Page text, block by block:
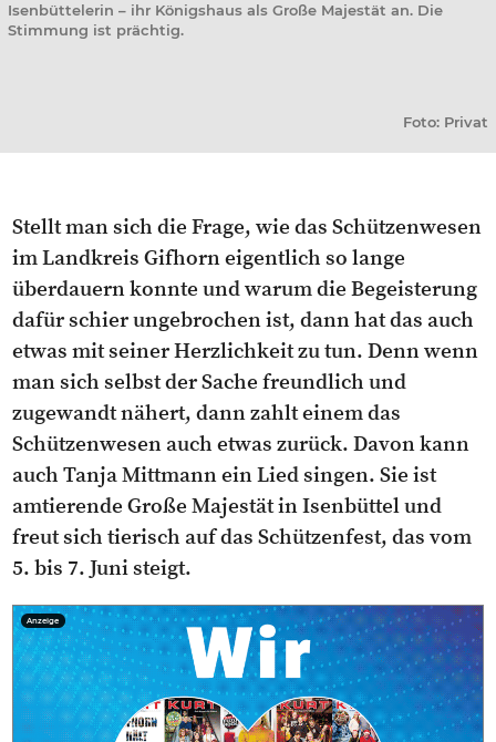
Isenbüttelerin – ihr Königshaus als Große Majestät an. Die
Stimmung ist prächtig.
Foto: Privat
Stellt man sich die Frage, wie das Schützenwesen
im Landkreis Gifhorn eigentlich so lange
überdauern konnte und warum die Begeisterung
dafür schier ungebrochen ist, dann hat das auch
etwas mit seiner Herzlichkeit zu tun. Denn wenn
man sich selbst der Sache freundlich und
zugewandt nähert, dann zahlt einem das
Schützenwesen auch etwas zurück. Davon kann
auch Tanja Mittmann ein Lied singen. Sie ist
amtierende Große Majestät in Isenbüttel und
freut sich tierisch auf das Schützenfest, das vom
5. bis 7. Juni steigt.
Anzeige